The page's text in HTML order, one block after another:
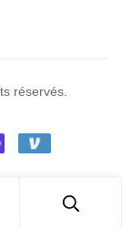
réservés.